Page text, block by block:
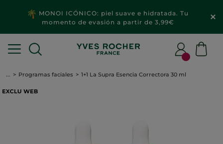
MONOI ICÓNICO: piel suave e hidratada. Tu
momento de evasión a partir de 3,99€
... Programas faciales 1+1 La Supra Esencia Correctora 30 ml